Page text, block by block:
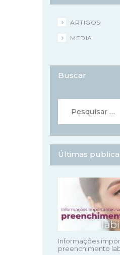
ARTIGOS
MEDIA
Buscar
por:
Últimas
Informações
preenchimento